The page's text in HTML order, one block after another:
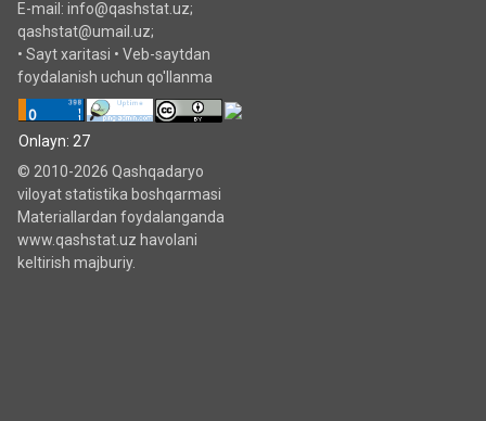
E-mail: info@qashstat.uz;
qashstat@umail.uz;
• Sayt xaritasi • Veb-saytdan
foydalanish uchun qo'llanma
Onlayn: 27
© 2010-2026 Qashqadaryo
viloyat statistika boshqarmasi
Materiallardan foydalanganda
www.qashstat.uz havolani
keltirish majburiy.